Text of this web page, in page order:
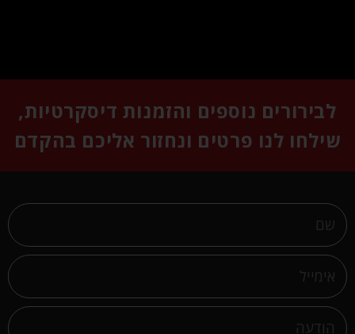
לבירורים נוספים והזמנות דיסקרטיות,
שילחו לנו פרטים ונחזור אליכם בהקדם